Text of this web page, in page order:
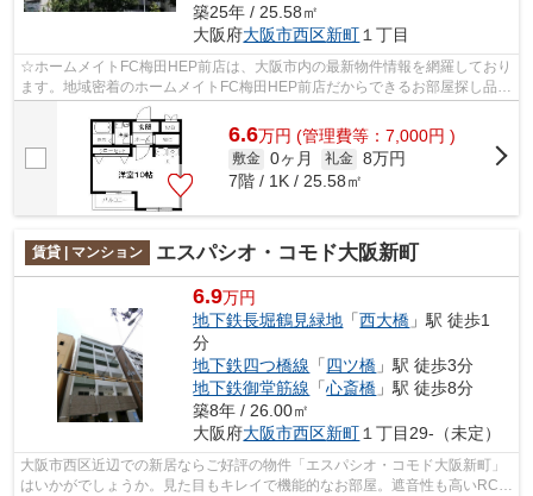
築25年 / 25.58㎡
大阪府大阪市西区新町 １丁目
☆ホームメイトFC梅田HEP前店は、大阪市内の最新物件情報を網羅しており
ます。地域密着のホームメイトFC梅田HEP前店だからできるお部屋探し品質
であなたの理想のお部屋一緒に探しましょ...
6.6万円 (管理費等：7,000円 )
敷金 0ヶ月 礼金 8万円
7階 / 1K / 25.58㎡
賃貸 | マンション エスパシオ・コモド大阪新町
6.9万円
地下鉄長堀鶴見緑地 「西大橋 」駅 徒歩1
分
地下鉄四つ橋線 「四ツ橋 」駅 徒歩3分
地下鉄御堂筋線 「心斎橋 」駅 徒歩8分
築8年 / 26.00㎡
大阪府大阪市西区新町１丁目29-（未定）
大阪市西区近辺での新居ならご好評の物件「エスパシオ・コモド大阪新町」
はいかがでしょうか。見た目もキレイで機能的なお部屋。遮音性も高いRC構